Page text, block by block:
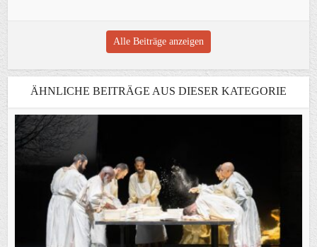
Alle Beiträge anzeigen
ÄHNLICHE BEITRÄGE AUS DIESER KATEGORIE